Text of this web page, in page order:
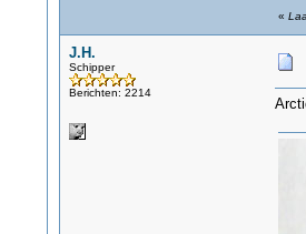
«
J.H.
Schipper
Berichten: 2214